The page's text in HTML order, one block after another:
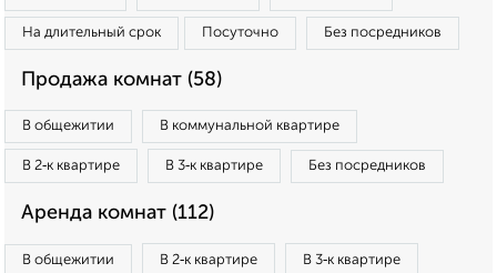
На длительный срок Посуточно Без посредников
Продажа комнат (58)
В общежитии В коммунальной квартире
В 2‑к квартире В 3‑к квартире Без посредников
Аренда комнат (112)
В общежитии В 2‑к квартире В 3‑к квартире